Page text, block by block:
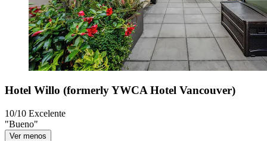
Hotel Willo (formerly YWCA Hotel Vancouver)
10/10 Excelente
"Bueno"
Ver menos